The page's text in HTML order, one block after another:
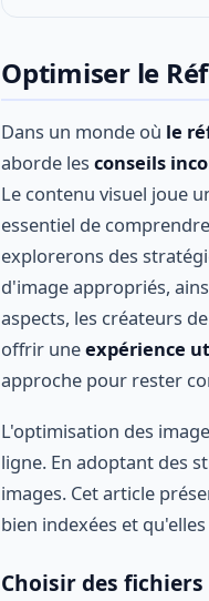
Optimiser le
Dans un monde où le
aborde les conseils
Le contenu visuel joue
essentiel de
explorerons des
d'image appropriés,
aspects, les créateurs
offrir uneexpérience
approche pour rester
L'optimisation des
ligne. En adoptant des
images. Cet article
bien indexées et
Choisir des